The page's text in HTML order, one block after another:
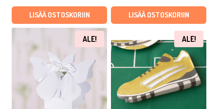
oli:
€6,50.
on:
€3,90.
LISÄÄ OSTOSKORIIN
oli:
on:
€7,65.
LISÄÄ OSTOSKORIIN
ALE! ALE!